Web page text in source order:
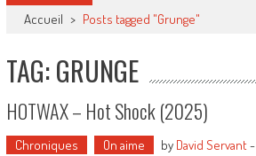
Accueil > Posts tagged "Grunge"
TAG: GRUNGE
HOTWAX – Hot Shock (2025)
Chroniques On aime by David Servant-